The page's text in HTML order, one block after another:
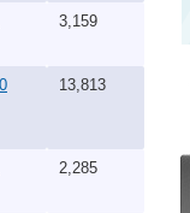
3,159
13,813
2,285